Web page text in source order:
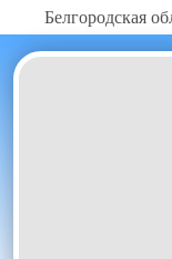
Белгородская